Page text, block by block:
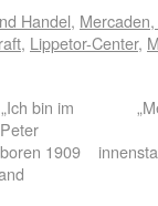
Handel,
, Lippetor-Center,
bin im
1909